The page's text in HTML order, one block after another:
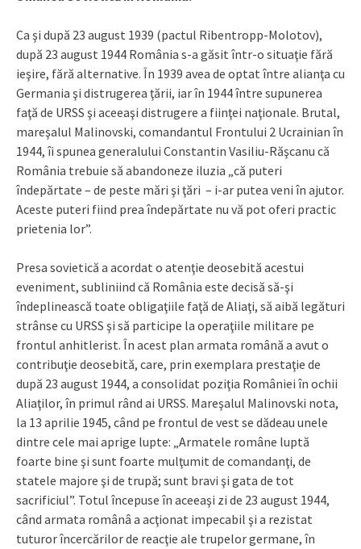
Ca şi după 23 august 1939 (pactul Ribentropp-Molotov),
după 23 august 1944 România s-a găsit într-o situaţie fără
ieşire, fără alternative. În 1939 avea de optat între alianţa cu
Germania şi distrugerea ţării, iar în 1944 între supunerea
faţă de URSS şi aceeaşi distrugere a fiinţei naţionale. Brutal,
mareşalul Malinovski, comandantul Frontului 2 Ucrainian în
1944, îi spunea generalului Constantin Vasiliu-Răşcanu că
România trebuie să abandoneze iluzia „că puteri
îndepărtate – de peste mări şi ţări – i-ar putea veni în ajutor.
Aceste puteri fiind prea îndepărtate nu vă pot oferi practic
prietenia lor”.
Presa sovietică a acordat o atenţie deosebită acestui
eveniment, subliniind că România este decisă să-şi
îndeplinească toate obligaţiile faţă de Aliaţi, să aibă legături
strânse cu URSS şi să participe la operaţiile militare pe
frontul anhitlerist. În acest plan armata română a avut o
contribuţie deosebită, care, prin exemplara prestaţie de
după 23 august 1944, a consolidat poziţia României în ochii
Aliaţilor, în primul rând ai URSS. Mareşalul Malinovski nota,
la 13 aprilie 1945, când pe frontul de vest se dădeau unele
dintre cele mai aprige lupte: „Armatele române luptă
foarte bine şi sunt foarte mulţumit de comandanţi, de
statele majore şi de trupă; sunt bravi şi gata de tot
sacrificiul”. Totul începuse în aceeaşi zi de 23 august 1944,
când armata românâ a acţionat impecabil şi a rezistat
tuturor încercărilor de reacţie ale trupelor germane, în